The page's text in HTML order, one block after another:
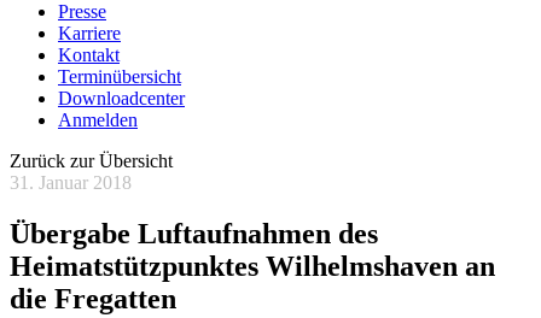
Presse
Karriere
Kontakt
Terminübersicht
Downloadcenter
Anmelden
Zurück zur Übersicht
31. Januar 2018
Übergabe Luftaufnahmen des
Heimatstützpunktes Wilhelmshaven an
die Fregatten